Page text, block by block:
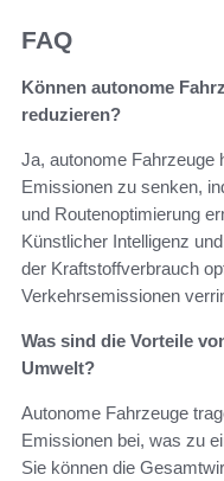
FAQ
Können autonome
reduzieren?
Ja, autonome Fahrzeuge
Emissionen zu senken,
und Routenoptimierung
Künstlicher Intelligenz
der Kraftstoffverbrauch
Verkehrsemissionen
Was sind die Vorteile
Umwelt?
Autonome Fahrzeuge
Emissionen bei, was zu
Sie können die